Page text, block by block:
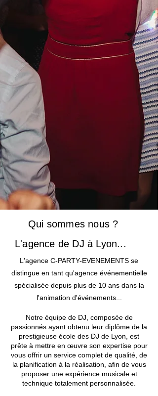
Qui sommes nous ?
L'agence de DJ à Lyon...
L'agence C-PARTY-EVENEMENTS se
distingue en tant qu'agence événementielle
spécialisée depuis plus de 10 ans dans la
l'animation d'événements..
Notre équipe de DJ, composée de
passionnés ayant obtenu leur diplôme de la
prestigieuse école des DJ de Lyon, est
prête à mettre en œuvre son expertise pour
vous offrir un service complet de qualité, de
la planification à la réalisation, afin de vous
proposer une expérience musicale et
technique totalement personnalisée.